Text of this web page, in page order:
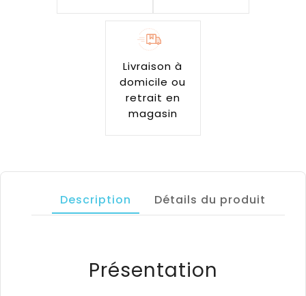
Livraison à
domicile ou
retrait en
magasin
Description Détails du produit
Présentation